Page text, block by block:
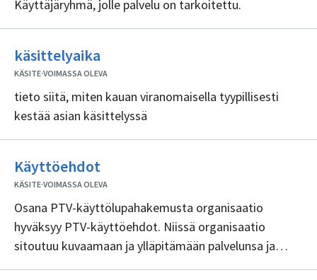
Käyttäjäryhmä, jolle palvelu on tarkoitettu.
käsittelyaika
sisällöntuottajia
KÄSITE·VOIMASSA OLEVA
tieto siitä, miten kauan viranomaisella tyypillisesti
kestää asian käsittelyssä
Käyttöehdot
sisällöntuottajia
KÄSITE·VOIMASSA OLEVA
Osana PTV-käyttölupahakemusta organisaatio
hyväksyy PTV-käyttöehdot. Niissä organisaatio
sitoutuu kuvaamaan ja ylläpitämään palvelunsa ja